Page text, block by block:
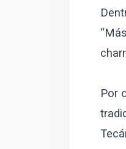
Por